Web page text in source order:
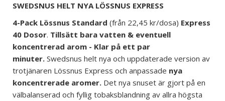
SWEDSNUS HELT NYA LÖSSNUS EXPRESS
4-Pack Lössnus Standard (från 22,45 kr/dosa) Express
40 Dosor. Tillsätt bara vatten & eventuell
koncentrerad arom - Klar på ett par
minuter. Swedsnus helt nya och uppdaterade version av
trotjänaren Lössnus Express och anpassade nya
koncentrerade aromer. Det nya snuset är gjort på en
välbalanserad och fyllig tobaksblandning av allra högsta